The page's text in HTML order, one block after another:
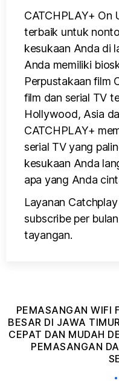
CATCHPLAY+ On
terbaik untuk
kesukaan Anda di
Anda memiliki
Perpustakaan film
film dan serial TV
Hollywood, Asia
CATCHPLAY+
serial TV yang
kesukaan Anda
apa yang Anda
Layanan
subscribe per
tayangan.
PEMASANGAN WIFI
BESAR DI JAWA
CEPAT DAN MUDAH
PEMASANGAN